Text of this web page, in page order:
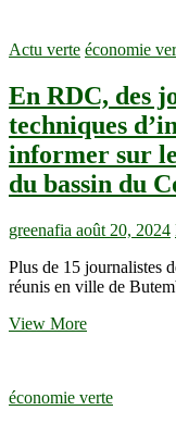
nécessaire
chacun
se
protège
et
protège
sa
du
(Dr
Olivier
Actu verte économie
En RDC, des
techniques
informer sur
du bassin du
greenafia août 20, 2024
Plus de 15 journalistes
réunis en ville de
View MoreEn
apprennent
économie verte